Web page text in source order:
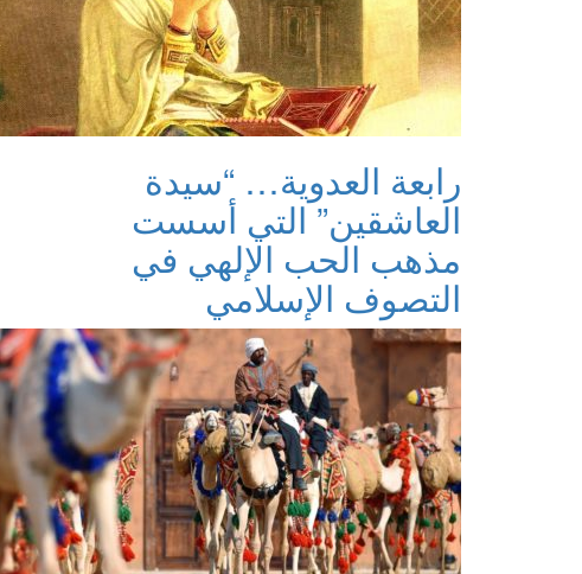
رابعة العدوية… “سيدة
العاشقين” التي أسست
مذهب الحب الإلهي في
التصوف الإسلامي